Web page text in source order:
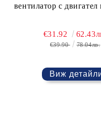
вентилатор с двигател
€31.92
€39.90 78.04лв.
Виж